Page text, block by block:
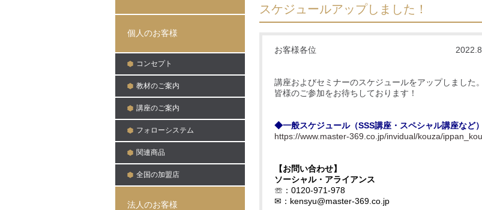
スケジュールアップしました！
お客様各位
講座およびセミナーのスケジュールをアップしました。
皆様のご参加をお待ちしております！
◆一般スケジュール（SSS講座・スペシャル講座など
https://www.master-369.co.jp/invidual/kouza/
【お問い合わせ】
ソーシャル・アライアンス
☏：0120-971-978
✉： kensyu@master-369.co.jp
個人のお客様
コンセプト
教材のご案内
講座のご案内
フォローシステム
関連商品
全国の加盟店
法人のお客様